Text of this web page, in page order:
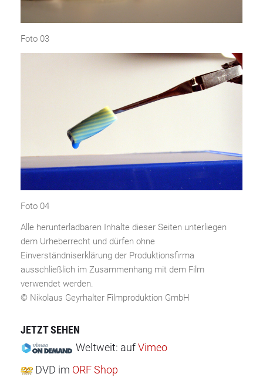
Foto 03
Foto 04
Alle herunterladbaren Inhalte dieser Seiten unterliegen
dem Urheberrecht und dürfen ohne
Einverständniserklärung der Produktionsfirma
ausschließlich im Zusammenhang mit dem Film
verwendet werden.
© Nikolaus Geyrhalter Filmproduktion GmbH
JETZT SEHEN
Weltweit: aufVimeo
DVD im ORF Shop